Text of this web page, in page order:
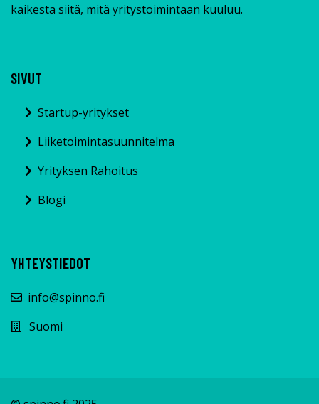
kaikesta siitä, mitä yritystoimintaan kuuluu.
SIVUT
Startup-yritykset
Liiketoimintasuunnitelma
Yrityksen Rahoitus
Blogi
YHTEYSTIEDOT
info@spinno.fi
Suomi